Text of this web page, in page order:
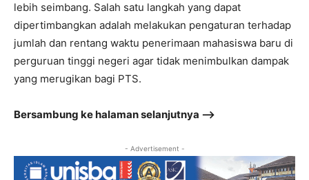
lebih seimbang. Salah satu langkah yang dapat
dipertimbangkan adalah melakukan pengaturan terhadap
jumlah dan rentang waktu penerimaan mahasiswa baru di
perguruan tinggi negeri agar tidak menimbulkan dampak
yang merugikan bagi PTS.
Bersambung ke halaman selanjutnya –>
- Advertisement -